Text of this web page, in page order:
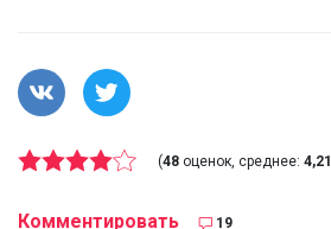
(48 оценок, среднее: 4,21
Комментировать 19